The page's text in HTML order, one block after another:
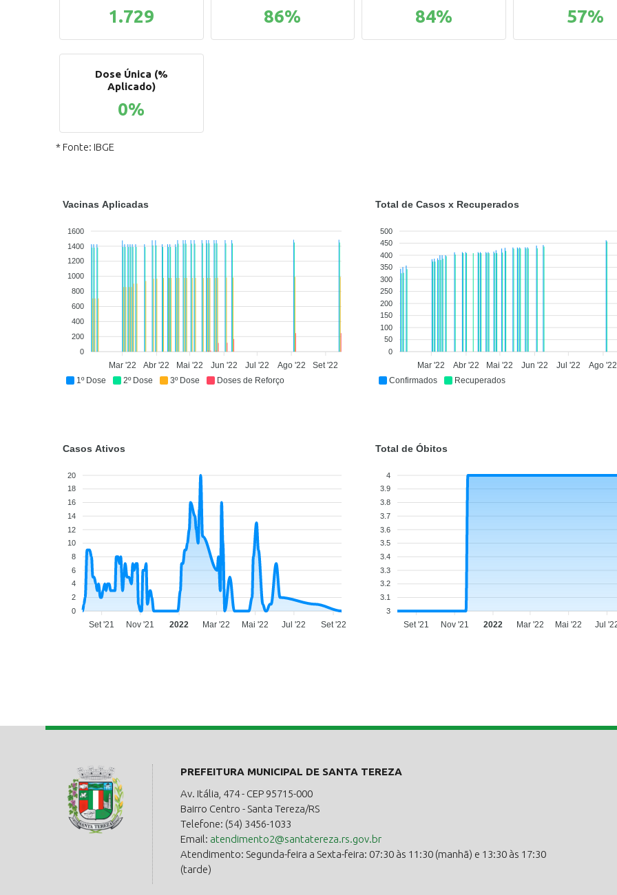
1.729 86% 84% 57%
Dose Única (%
Aplicado)
0%
* Fonte: IBGE
1º Dose 2º Dose 3º Dose Doses de Reforço
Vacinas Aplicadas
1600
1400
1200
1000
800
600
400
200
0
Mar '22 Abr '22 Mai '22 Jun '22 Jul '22 Ago '22 Set '22
Confirmados Recuperados
Total de Casos x Recuperados
500
450
400
350
300
250
200
150
100
50
0
Mar '22 Abr '22 Mai '22 Jun '22 Jul '22 Ago '22
Casos Ativos
20
18
16
14
12
10
8
6
4
2
0
Set '21 Nov '21 2022 Mar '22 Mai '22 Jul '22 Set '22
Total de Óbitos
4
3.9
3.8
3.7
3.6
3.5
3.4
3.3
3.2
3.1
3
Set '21 Nov '21 2022 Mar '22 Mai '22 Jul
PREFEITURA MUNICIPAL DE SANTA TEREZA
Av. Itália, 474 - CEP 95715-000
Bairro Centro - Santa Tereza/RS
Telefone: (54) 3456-1033
Email: atendimento2@santatereza.rs.gov.br
Atendimento: Segunda-feira a Sexta-feira: 07:30 às 11:30 (manhã) e 13:30 às 17:30
(tarde)